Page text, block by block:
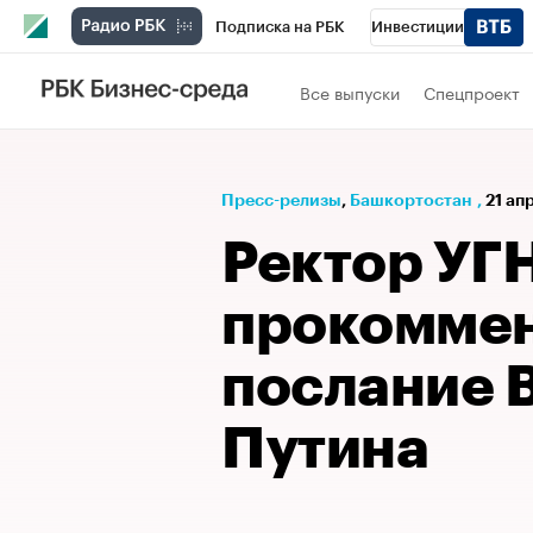
Подписка на РБК Инвестиции
РБК Вино
Проверка контрагентов Политика
Все выпуски Спецпроект
Пресс-релизы⁠, Башкортостан , 21
Ректор
послание
Путина